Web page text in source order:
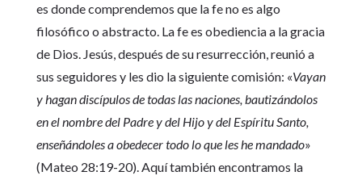
es donde comprendemos que la fe no es algo
filosófico o abstracto. La fe es obediencia a la gracia
de Dios. Jesús, después de su resurrección, reunió a
sus seguidores y les dio la siguiente comisión: «Vayan
y hagan discípulos de todas las naciones, bautizándolos
en el nombre del Padre y del Hijo y del Espíritu Santo,
enseñándoles a obedecer todo lo que les he mandado»
(Mateo 28:19-20). Aquí también encontramos la